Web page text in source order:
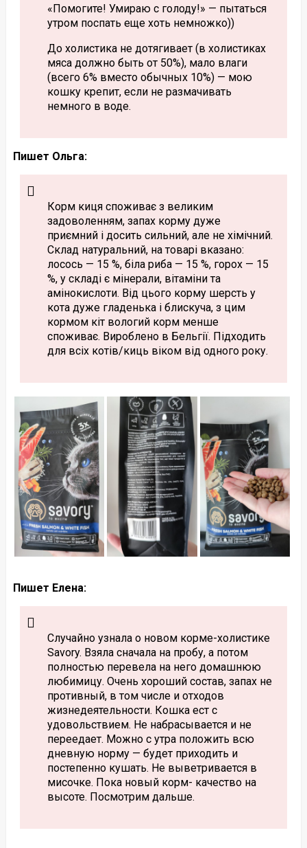
«Помогите! Умираю с голоду!» — пытаться
утром поспать еще хоть немножко))
До холистика не дотягивает (в холистиках
мяса должно быть от 50%), мало влаги
(всего 6% вместо обычных 10%) — мою
кошку крепит, если не размачивать
немного в воде.
Пишет Ольга:
Корм киця споживає з великим
задоволенням, запах корму дуже
приємний і досить сильний, але не хімічний.
Склад натуральний, на товарі вказано:
лосось — 15 %, біла риба — 15 %, горох — 15
%, у складі є мінерали, вітаміни та
амінокислоти. Від цього корму шерсть у
кота дуже гладенька і блискуча, з цим
кормом кіт вологий корм менше
споживає. Вироблено в Бельгії. Підходить
для всіх котів/киць віком від одного року.
Пишет Елена:
Случайно узнала о новом корме-холистике
Savory. Взяла сначала на пробу, а потом
полностью перевела на него домашнюю
любимицу. Очень хороший состав, запах не
противный, в том числе и отходов
жизнедеятельности. Кошка ест с
удовольствием. Не набрасывается и не
переедает. Можно с утра положить всю
дневную норму — будет приходить и
постепенно кушать. Не выветривается в
мисочке. Пока новый корм- качество на
высоте. Посмотрим дальше.